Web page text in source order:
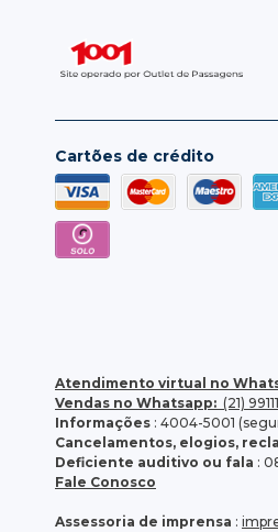
Cartões de crédito
Atendimento virtual no
Vendas no Whatsapp: (21)
Informações : 4004-5001
Cancelamentos, elogios,
Deficiente auditivo ou fala :
Fale Conosco
Assessoria de imprensa :